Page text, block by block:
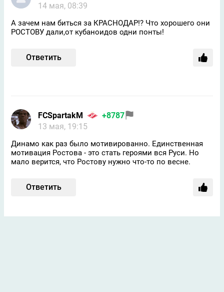
14 мая, 08:39
А зачем нам биться за КРАСНОДАР!? Что хорошего они
РОСТОВУ дали,от кубаноидов одни понты!
Ответить
FCSpartakM
+8787
13 мая, 19:15
Динамо как раз было мотивированно. Единственная
мотивация Ростова - это стать героями вся Руси. Но
мало верится, что Ростову нужно что-то по весне.
Ответить